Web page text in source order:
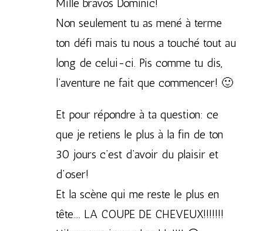
Mille bravos Dominic!
Non seulement tu as mené à terme
ton défi mais tu nous a touché tout au
long de celui-ci. Pis comme tu dis,
l’aventure ne fait que commencer! 🙂
Et pour répondre à ta question: ce
que je retiens le plus à la fin de ton
30 jours c’est d’avoir du plaisir et
d’oser!
Et la scène qui me reste le plus en
tête…. LA COUPE DE CHEVEUX!!!!!!!